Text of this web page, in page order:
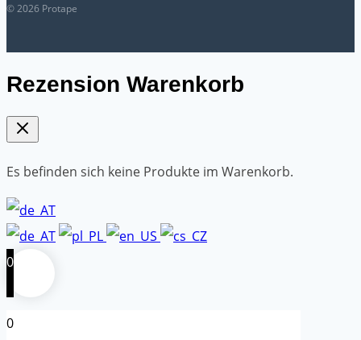
© 2026 Protape
Rezension Warenkorb
Es befinden sich keine Produkte im Warenkorb.
0
0